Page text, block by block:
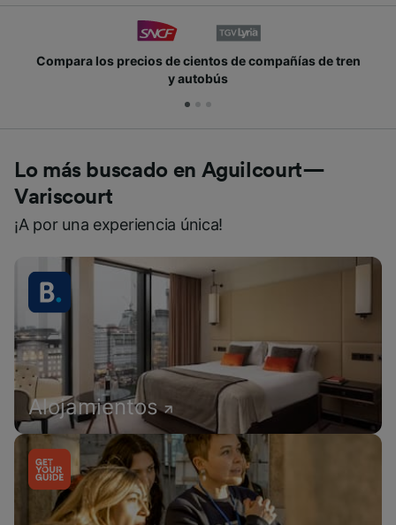
Únete a los millones de personas que usan
Lo más buscado en Aguilcourt—
Variscourt
¡A por una experiencia única!
Alojamientos